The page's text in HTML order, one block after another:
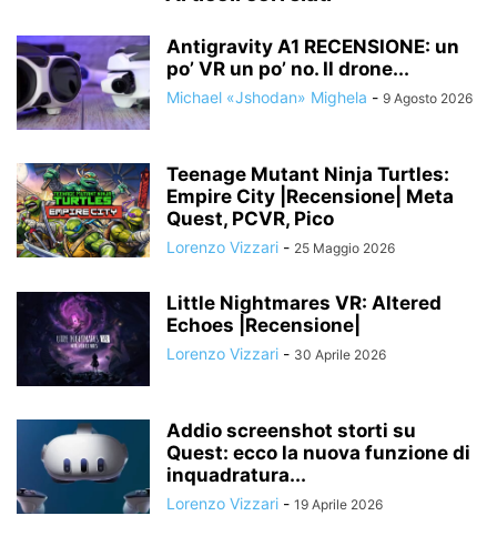
Antigravity A1 RECENSIONE: un
po’ VR un po’ no. Il drone...
Michael «Jshodan» Mighela - 9 Agosto 2026
Teenage Mutant Ninja Turtles:
Empire City |Recensione| Meta
Quest, PCVR, Pico
Lorenzo Vizzari - 25 Maggio 2026
Little Nightmares VR: Altered
Echoes |Recensione|
Lorenzo Vizzari - 30 Aprile 2026
Addio screenshot storti su
Quest: ecco la nuova funzione di
inquadratura...
Lorenzo Vizzari - 19 Aprile 2026